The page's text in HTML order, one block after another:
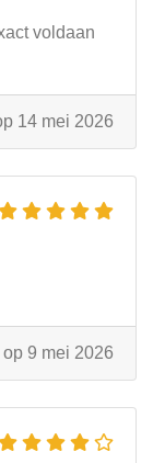
voldaan
14 mei 2026
op 9 mei 2026